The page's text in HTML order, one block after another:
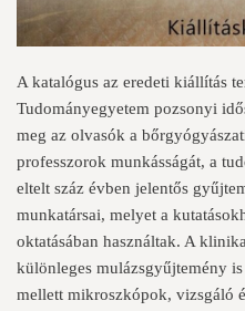
A katalógus az eredeti kiállítás
Tudományegyetem pozsonyi
meg az olvasók a
professzorok munkásságát, a
eltelt száz évben jelentős
munkatársai, melyet a
oktatásában használtak. A
különleges mulázsgyűjtemény
mellett mikroszkópok, vizsgáló